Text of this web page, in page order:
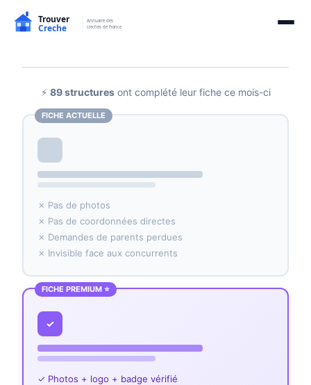
⚡ 89 structuresont complété leur fiche ce mois-ci
FICHE ACTUELLE
✗ Pas de photos
✗ Pas de coordonnées directes
✗ Demandes de parents perdues
✗ Invisible face aux concurrents
FICHE PREMIUM ⭐
✓
✓ Photos + logo + badge vérifié